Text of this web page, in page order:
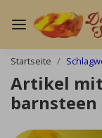
Startseite
Artikel